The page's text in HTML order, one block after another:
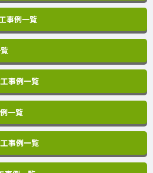
事例一覧
事例一覧
一覧
事例一覧